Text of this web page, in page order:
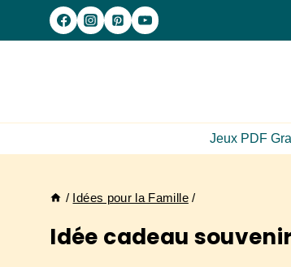
Jeux PDF
/ Idées pour la Famille /
Idée cadeau